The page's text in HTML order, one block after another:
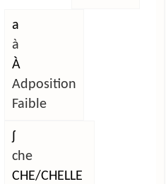
a
à
À
Adposition
Faible
ʃ
che
CHE/CHELLE